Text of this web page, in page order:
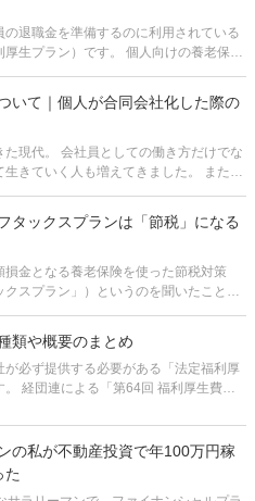
の退職金を準備するのに利用されている
生プラン）です。 個人向けの養老保険
す。それは、保険料の1/2を損金に算入で
いて｜個人が合同会社化した際の
現代。 会社員としての働き方だけでな
生きていく人も増えてきました。 また、
う。 特に個人事業主の方が、収入的に安
タックスプランは「節税」になる
金となる養老保険を使った節税対策
クスプラン」）というのを聞いたことが
る上、解約返戻金または満期保険金を退
われる
類や概要のまとめ
が必ず提供する必要がある「法定福利厚
経団連による「第64回 福利厚生費調
月額84,884円とのことで、決して少ない
の私が不動産投資で年100万円稼
た